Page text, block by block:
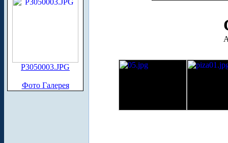
P3050003.JPG
Фото Галерея